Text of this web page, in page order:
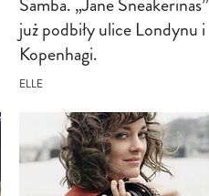
Samba. „Jane Sneakerinas”
już podbiły ulice Londynu i
Kopenhagi.
ELLE